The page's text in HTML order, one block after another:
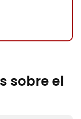
sobre el